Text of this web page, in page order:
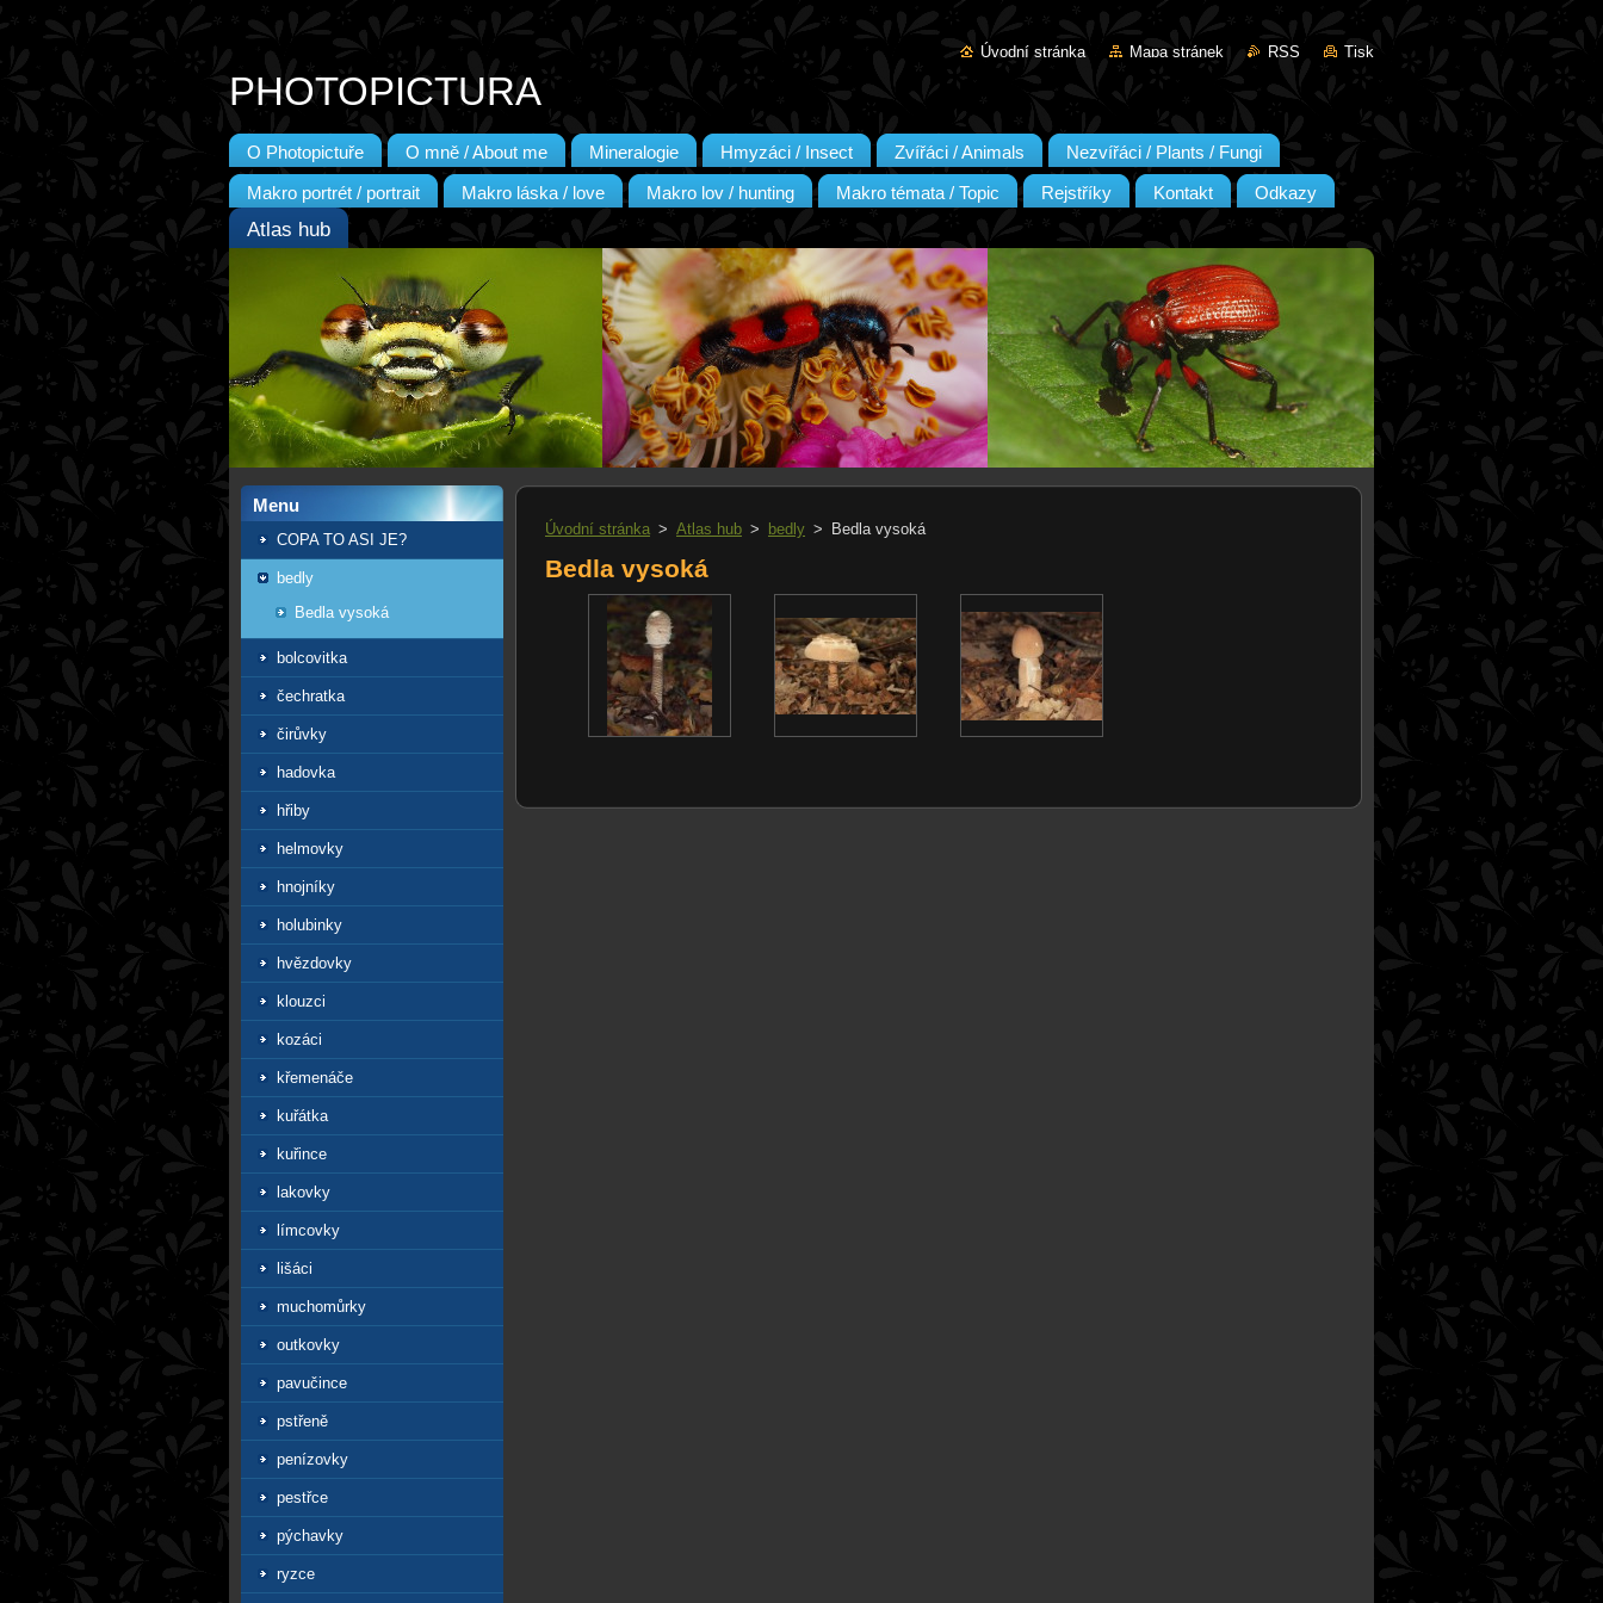
Úvodní stránka Mapa stránek RSS Tisk
PHOTOPICTURA
O Photopictuře O mně / About me Mineralogie Hmyzáci / Insect Zvířáci / Animals Nezvířáci / Plants / Fungi
Makro portrét / portrait Makro láska / love Makro lov / hunting Makro témata / Topic Rejstříky Kontakt Odkazy
Atlas hub
Menu
COPA TO ASI JE?
bedly
Bedla vysoká
bolcovitka
čechratka
čirůvky
hadovka
hřiby
helmovky
hnojníky
holubinky
hvězdovky
klouzci
kozáci
křemenáče
kuřátka
kuřince
lakovky
límcovky
lišáci
muchomůrky
outkovky
pavučince
pstřeně
penízovky
pestřce
pýchavky
ryzce
Úvodní stránka > Atlas hub > bedly > Bedla vysoká
Bedla vysoká